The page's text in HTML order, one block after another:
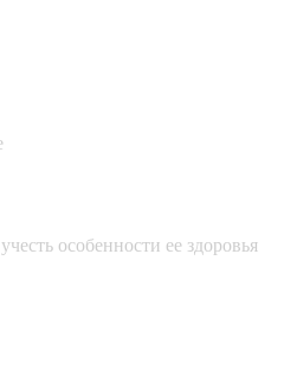
особенности ее здоровья